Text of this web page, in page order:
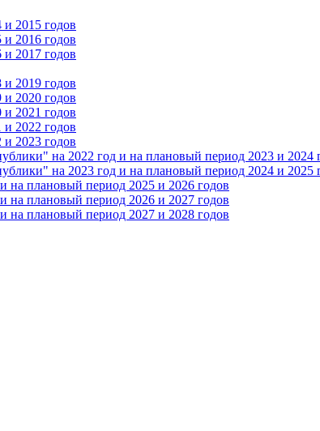
2015 годов
2016 годов
2017 годов
2019 годов
2020 годов
2021 годов
2022 годов
2023 годов
на 2022 год и на плановый период 2023 и 2024
на 2023 год и на плановый период 2024 и 2025
плановый период 2025 и 2026 годов
плановый период 2026 и 2027 годов
плановый период 2027 и 2028 годов